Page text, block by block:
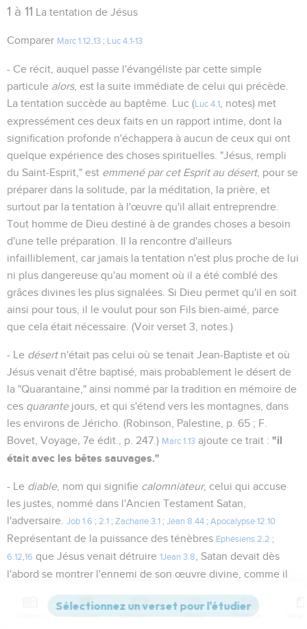
1 à 11 La tentation de Jésus
Comparer Marc 1.12,13 ; Luc 4.1-13
- Ce récit, auquel passe l'évangéliste par cette simple
particule alors, est la suite immédiate de celui qui précède.
La tentation succède au baptême. Luc ( Luc 4.1
, notes) met
expressément ces deux faits en un rapport intime, dont la
signification profonde n'échappera à aucun de ceux qui ont
quelque expérience des choses spirituelles. "Jésus, rempli
du Saint-Esprit," est emmené par cet Esprit au désert, pour se
préparer dans la solitude, par la méditation, la prière, et
surtout par la tentation à l'œuvre qu'il allait entreprendre.
Tout homme de Dieu destiné à de grandes choses a besoin
d'une telle préparation. Il la rencontre d'ailleurs
infailliblement, car jamais la tentation n'est plus proche de lui
ni plus dangereuse qu'au moment où il a été comblé des
grâces divines les plus signalées. Si Dieu permet qu'il en soit
ainsi pour tous, il le voulut pour son Fils bien-aimé, parce
que cela était nécessaire. (Voir verset 3, notes.)
- Le désertn'était pas celui où se tenait Jean-Baptiste et où
Jésus venait d'être baptisé, mais probablement le désert de
la "Quarantaine," ainsi nommé par la tradition en mémoire de
ces quarantejours, et qui s'étend vers les montagnes, dans
les environs de Jéricho. (Robinson, Palestine, p. 65 ; F.
Bovet, Voyage, 7e édit., p. 247.) Marc 1.13 ajoute ce trait : "il
était avec les bêtes sauvages."
- Le diable, nom qui signifie calomniateur, celui qui accuse
les justes, nommé dans l'Ancien Testament Satan,
l'adversaire.
Job 1.6 ; 2.1 ; Zacharie 3.1 ; Jean 8.44 ; Apocalypse 12.10
Représentant de la puissance des ténèbres Ephésiens 2.2 ;
6.12 16 que Jésus venait détruire 1Jean 3.8
, Satan devait dès
l'abord se montrer l'ennemi de son œuvre divine, comme il
ainsi lui-même.Matthieu 13.19,39;Luc 8.12
Versions Commentaires Strong